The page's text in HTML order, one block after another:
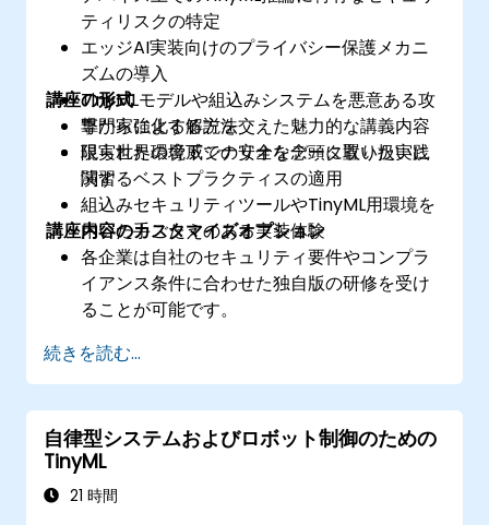
ティリスクの特定
エッジAI実装向けのプライバシー保護メカニ
ズムの導入
TinyMLモデルや組込みシステムを悪意ある攻
撃から強化する方法
限られた環境下での安全なデータ取り扱いに
関するベストプラクティスの適用
講座の形式
専門家による解説を交えた魅力的な講義内容
現実世界の脅威シナリオを念頭に置いた実践
演習
組込みセキュリティツールやTinyML用環境を
用いた手ごたえのある実装体験
講座内容のカスタマイズオプション
各企業は自社のセキュリティ要件やコンプラ
イアンス条件に合わせた独自版の研修を受け
ることが可能です。
続きを読む...
自律型システムおよびロボット制御のための
TinyML
21 時間